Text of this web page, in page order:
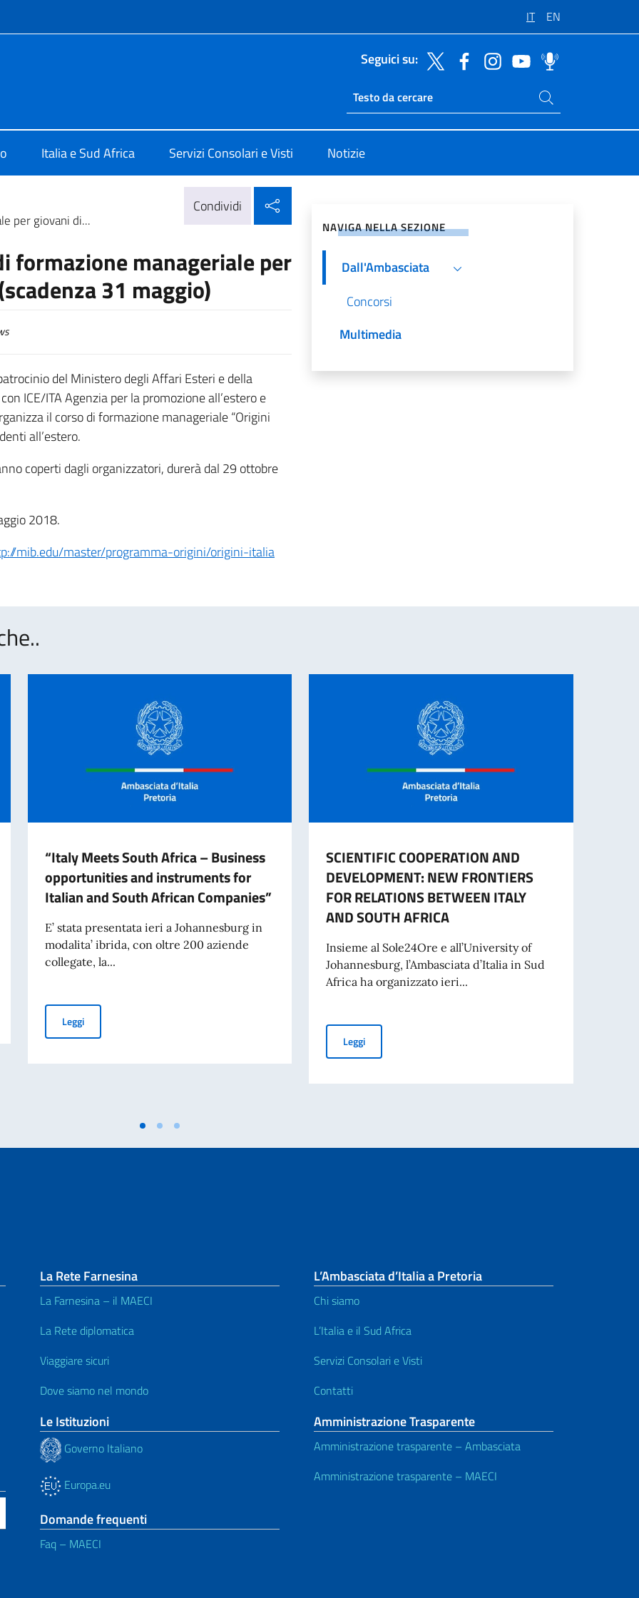
IT EN
Seguici su:
Ricerca sito live
Cerca nel sito
Italia e Sud Africa Servizi Consolari e Visti Notizie
per giovani di...
Condividi
formazione manageriale per
31 maggio)
del Ministero degli Affari Esteri e della
ICE/ITA Agenzia per la promozione all’estero e
il corso di formazione manageriale “Origini
all’estero.
coperti dagli organizzatori, durerà dal 29 ottobre
2018.
mib.edu/master/programma-origini/origini-italia
NAVIGA NELLA SEZIONE
Dall'Ambasciata
Concorsi
Multimedia
- I ponti della moda
“Italy Meets South Africa – Business
opportunities and instruments for
Italian and South African Companies”
E’ stata presentata ieri a Johannesburg in
modalita’ ibrida, con oltre 200 aziende
collegate, la...
Leggi“Italy Meets South Africa – Business opportunities and instruments for Italian and South African Companies”
SCIENTIFIC COOPERATION AND
DEVELOPMENT: NEW FRONTIERS
FOR RELATIONS BETWEEN ITALY
AND SOUTH AFRICA
Insieme al Sole24Ore e all’University of
Johannesburg, l’Ambasciata d’Italia in Sud
Africa ha organizzato ieri...
LeggiSCIENTIFIC COOPERATION AND DEVELOPMENT: NEW
La Rete Farnesina
La Farnesina – il MAECI
La Rete diplomatica
Viaggiare sicuri
Dove siamo nel mondo
Le Istituzioni
Governo Italiano
Europa.eu
Domande frequenti
Faq – MAECI
L’Ambasciata d’Italia a Pretoria
Chi siamo
L’Italia e il Sud Africa
Servizi Consolari e Visti
Contatti
Amministrazione Trasparente
Amministrazione trasparente – Ambasciata
Amministrazione trasparente – MAECI